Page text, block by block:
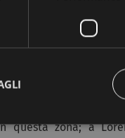
piste e a Obertilliach
70 km di piste;
zona; a